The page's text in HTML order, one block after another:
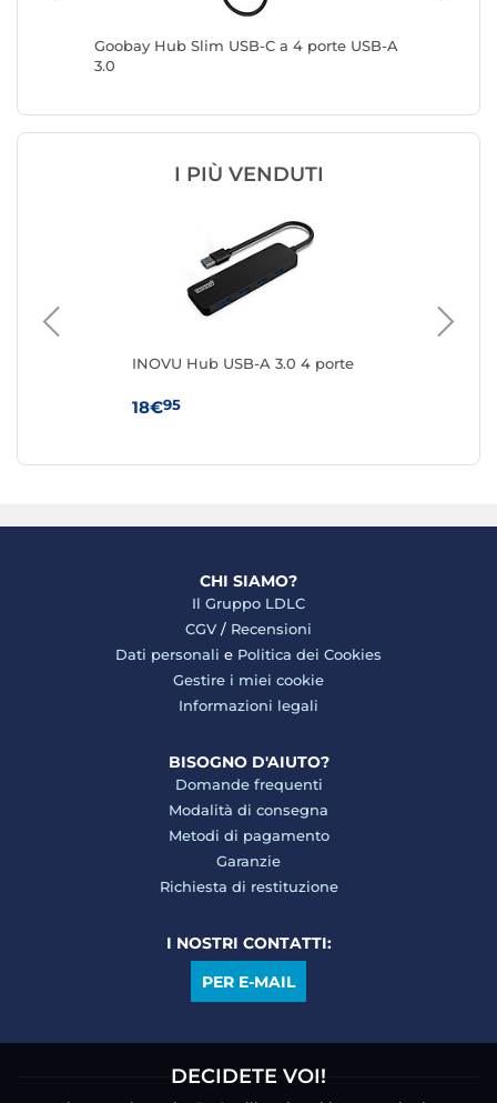
Goobay Hub Slim USB-C a 4 porte USB-A
3.0
I PIÙ VENDUTI
INOVU Hub USB-A 3.0 4 porte
18€95
CHI SIAMO?
Il Gruppo LDLC
CGV / Recensioni
Dati personali e Politica dei Cookies
Gestire i miei cookie
Informazioni legali
BISOGNO D'AIUTO?
Domande frequenti
Modalità di consegna
Metodi di pagamento
Garanzie
Richiesta di restituzione
I NOSTRI CONTATTI:
PER E-MAIL
DECIDETE VOI!